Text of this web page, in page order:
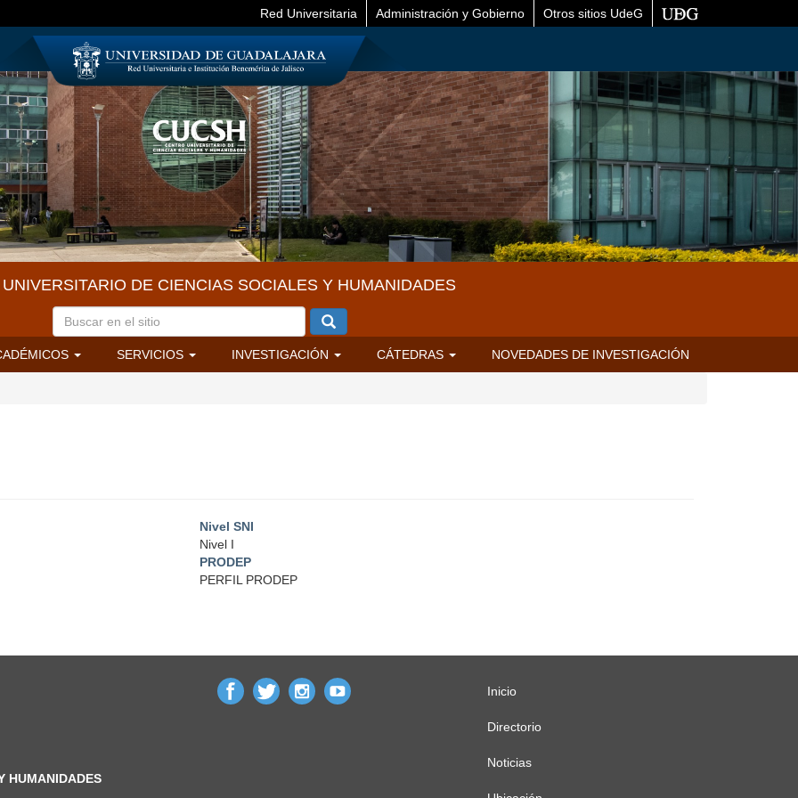
Red Universitaria Administración y Gobierno Otros sitios UdeG
DE CIENCIAS SOCIALES Y HUMANIDADES
SERVICIOS INVESTIGACIÓN CÁTEDRAS NOVEDADES DE INVESTIGACIÓN
Nivel SNI
Nivel I
PRODEP
PERFIL PRODEP
HUMANIDADES
Menú
principal
Inicio
Directorio
Noticias